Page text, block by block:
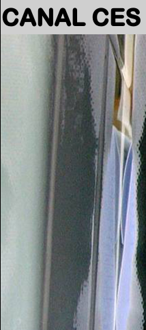
CANAL CES